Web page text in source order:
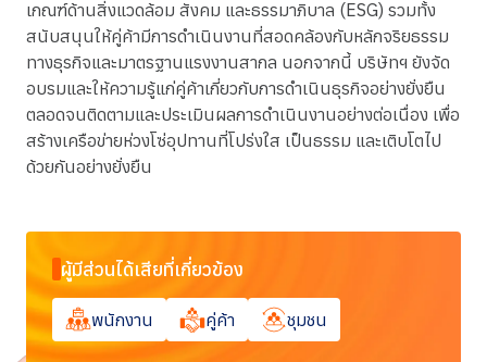
เกณฑ์ด้านสิ่งแวดล้อม สังคม และธรรมาภิบาล (ESG) รวมทั้ง
สนับสนุนให้คู่ค้ามีการดำเนินงานที่สอดคล้องกับหลักจริยธรรม
ทางธุรกิจและมาตรฐานแรงงานสากล นอกจากนี้ บริษัทฯ ยังจัด
อบรมและให้ความรู้แก่คู่ค้าเกี่ยวกับการดำเนินธุรกิจอย่างยั่งยืน
ตลอดจนติดตามและประเมินผลการดำเนินงานอย่างต่อเนื่อง เพื่อ
สร้างเครือข่ายห่วงโซ่อุปทานที่โปร่งใส เป็นธรรม และเติบโตไป
ด้วยกันอย่างยั่งยืน
ผู้มีส่วนได้เสียที่เกี่ยวข้อง
พนักงาน คู่ค้า ชุมชน